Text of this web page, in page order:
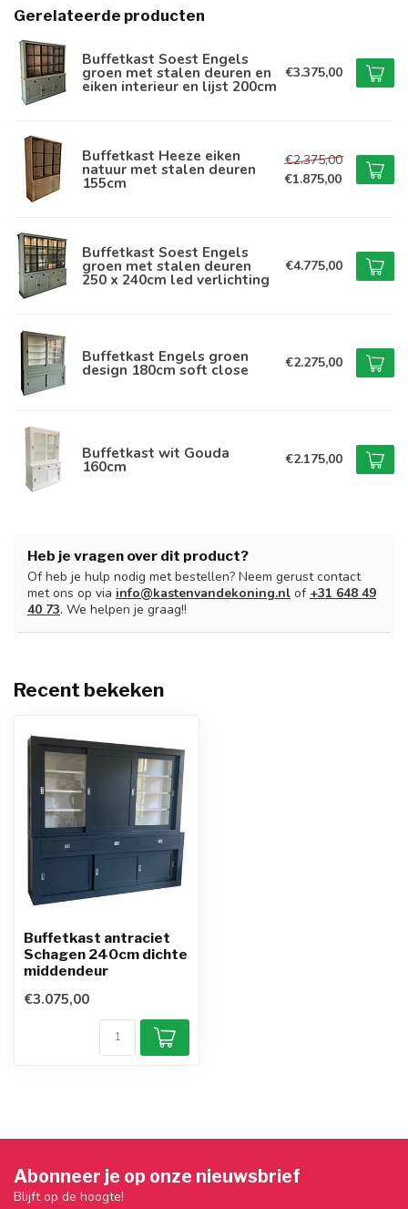
Gerelateerde producten
Buffetkast Soest Engels
groen met stalen deuren en
eiken interieur en lijst 200cm
€3.375,00
Buffetkast Heeze eiken
natuur met stalen deuren
155cm
€2.375,00
€1.875,00
Buffetkast Soest Engels
groen met stalen deuren
250 x 240cm led verlichting
€4.775,00
Buffetkast Engels groen
design 180cm soft close €2.275,00
Buffetkast wit Gouda
160cm €2.175,00
Heb je vragen over dit product?
Of heb je hulp nodig met bestellen? Neem gerust contact
met ons op via info@kastenvandekoning.nl of +31 648 49
40 73. We helpen je graag!!
Recent bekeken
Buffetkast antraciet
Schagen 240cm dichte
middendeur
€3.075,00
Abonneer je op onze nieuwsbrief
Blijft op de hoogte!